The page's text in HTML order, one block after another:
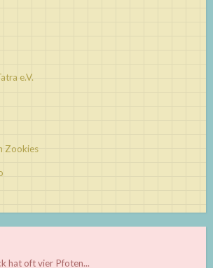
e.V.
Zookies
hat oft vier Pfoten...